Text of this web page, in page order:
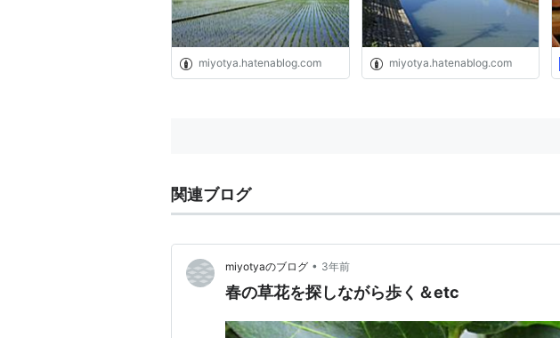
miyotya.hatenablog.com miyotya.hatenablog.com
関連ブログ
miyotyaのブログ • 3年前
春の草花を探しながら歩く＆etc